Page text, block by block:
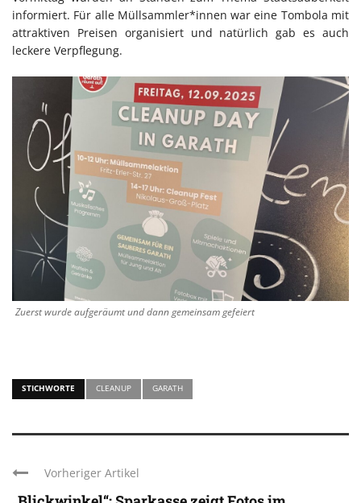
informiert. Für alle Müllsammler*innen war eine Tombola mit
attraktiven Preisen organisiert und natürlich gab es auch
leckere Verpflegung.
Zuerst wurde aufgeräumt und dann gemeinsam gefeiert
STICHWORTE CLEANUP GARATH
Vorheriger Artikel